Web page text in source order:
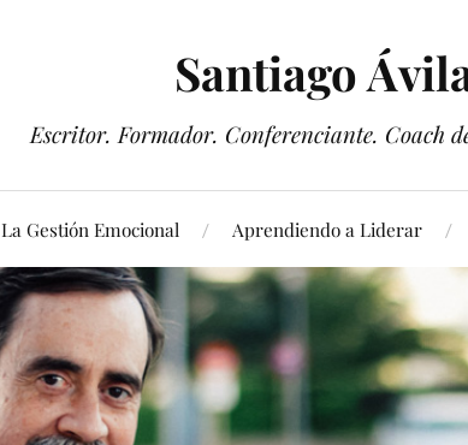
Santiago
Escritor. Formador. Conferenciante. Coach
La Gestión Emocional Aprendiendo a Liderar